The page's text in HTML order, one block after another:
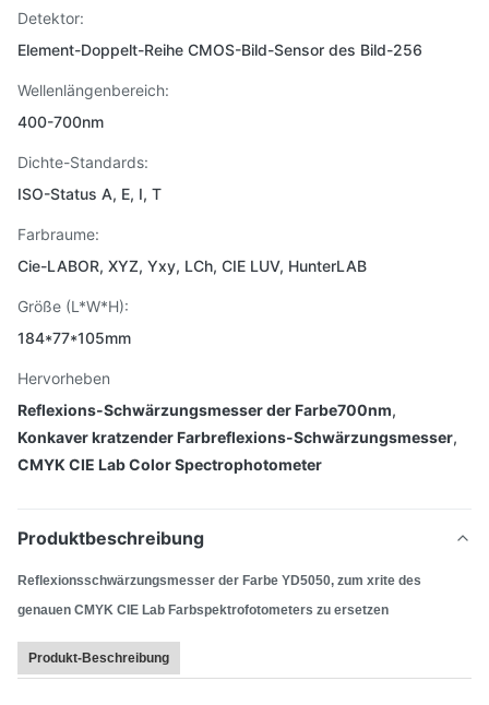
Detektor:
Element-Doppelt-Reihe CMOS-Bild-Sensor des Bild-256
Wellenlängenbereich:
400-700nm
Dichte-Standards:
ISO-Status A, E, I, T
Farbraume:
Cie-LABOR, XYZ, Yxy, LCh, CIE LUV, HunterLAB
Größe (L*W*H):
184*77*105mm
Hervorheben
Reflexions-Schwärzungsmesser der Farbe700nm,
Konkaver kratzender Farbreflexions-Schwärzungsmesser,
CMYK CIE Lab Color Spectrophotometer
Produktbeschreibung
Reflexionsschwärzungsmesser der Farbe YD5050, zum xrite des
genauen CMYK CIE Lab Farbspektrofotometers zu ersetzen
Produkt-Beschreibung